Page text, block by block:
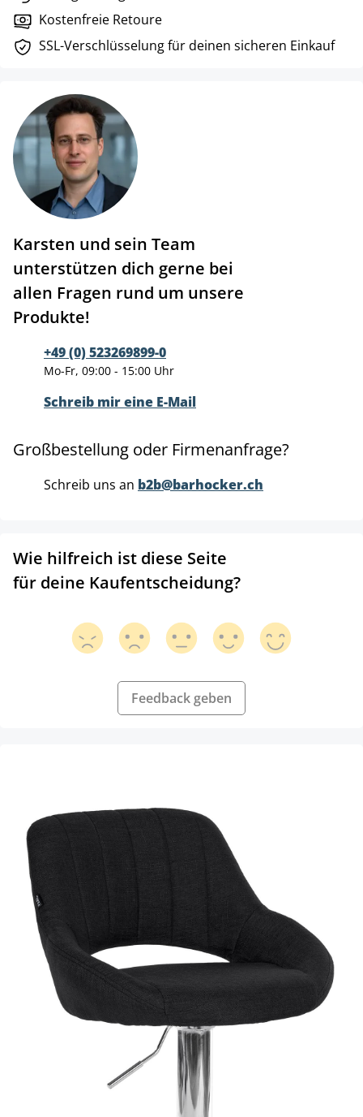
Kostenfreie Retoure
SSL-Verschlüsselung für deinen sicheren Einkauf
Karsten und sein Team
unterstützen dich gerne bei
allen Fragen rund um unsere
Produkte!
+49 (0) 523269899-0
Mo-Fr, 09:00 - 15:00 Uhr
Schreib mir eine E-Mail
Großbestellung oder Firmenanfrage?
Schreib uns an b2b@barhocker.ch
Wie hilfreich ist diese Seite
für deine Kaufentscheidung?
Feedback geben